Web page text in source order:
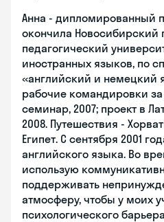
Анна - дипломированный
окончила Новосибирский
педагогический
иностранных языков, по
«английский и немецкий
рабочие командировки
семинар, 2007; проект в
2008. Путешествия -
Египет. С сентября 2001
английского языка. Во
использую
поддерживать
атмосферу, чтобы у моих
психологического